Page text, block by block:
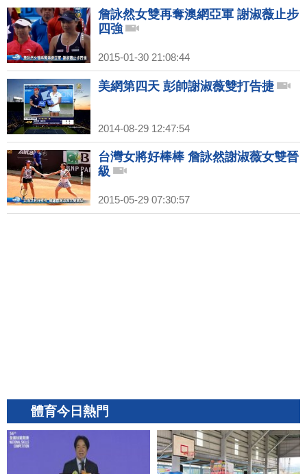
詹詠然女雙再奪澳網亞軍 謝淑薇止步
四強
2015-01-30 21:08:44
美網第四天 彭帥謝淑薇雙打告捷
2014-08-29 12:47:54
台灣女將好棒棒 詹詠然謝淑薇女雙晉
級
2015-05-29 07:30:57
體育今日熱門